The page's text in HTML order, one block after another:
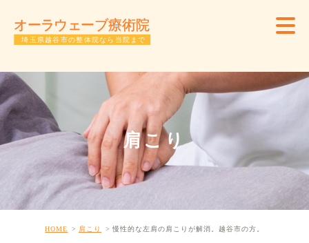
肩こり
HOME 肩こり 慢性的な左肩の肩こりが解消。越谷市の方。